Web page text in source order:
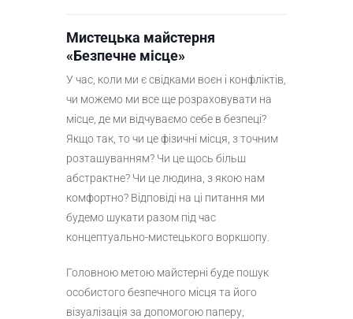
Мистецька майстерня
«Безпечне місце»
У час, коли ми є свідками воєн і конфліктів,
чи можемо ми все ще розраховувати на
місце, де ми відчуваємо себе в безпеці?
Якщо так, то чи це фізичні місця, з точним
розташуванням? Чи це щось більш
абстрактне? Чи це людина, з якою нам
комфортно? Відповіді на ці питання ми
будемо шукати разом під час
концептуально-мистецького воркшопу.
Головною метою майстерні буде пошук
особистого безпечного місця та його
візуалізація за допомогою паперу,